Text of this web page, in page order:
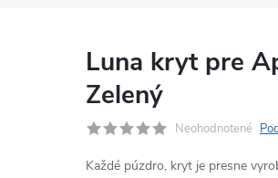
Luna kryt pre
Zelený
Neohodnotené
Každé púzdro, kryt je presne